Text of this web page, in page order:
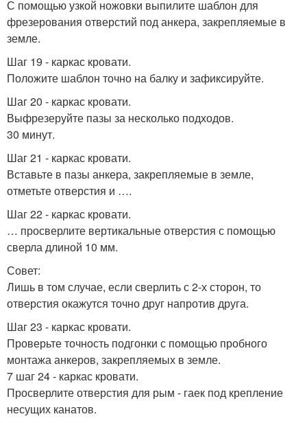
С помощью узкой ножовки выпилите шаблон для
фрезерования отверстий под анкера, закрепляемые в
земле.
Шаг 19 - каркас кровати.
Положите шаблон точно на балку и зафиксируйте.
Шаг 20 - каркас кровати.
Выфрезеруйте пазы за несколько подходов.
30 минут.
Шаг 21 - каркас кровати.
Вставьте в пазы анкера, закрепляемые в земле,
отметьте отверстия и ….
Шаг 22 - каркас кровати.
… просверлите вертикальные отверстия с помощью
сверла длиной 10 мм.
Совет:
Лишь в том случае, если сверлить с 2-х сторон, то
отверстия окажутся точно друг напротив друга.
Шаг 23 - каркас кровати.
Проверьте точность подгонки с помощью пробного
монтажа анкеров, закрепляемых в земле.
7 шаг 24 - каркас кровати.
Просверлите отверстия для рым - гаек под крепление
несущих канатов.